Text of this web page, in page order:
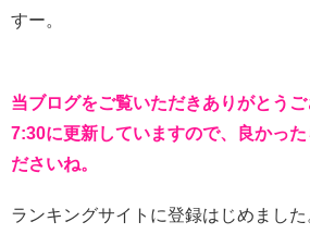
すー。
当ブログをご覧いただきありがとう
7:30に更新していますので、良かった
ださいね。
ランキングサイトに登録はじめまし